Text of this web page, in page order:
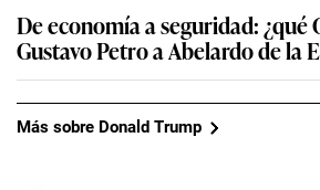
De economía a seguridad: ¿qué
Gustavo Petro a Abelardo de la
Más sobre Donald Trump